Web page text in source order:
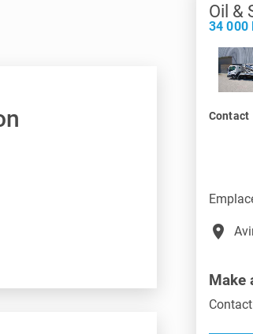
Oil &
34 000
Contact
place
Make